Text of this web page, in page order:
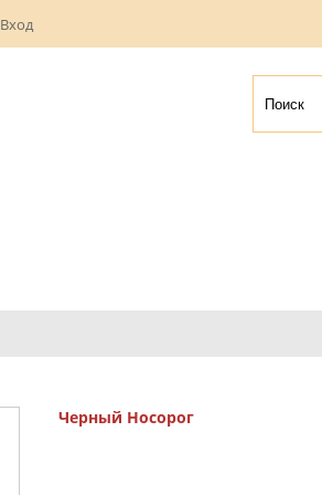
Вход
Черный Носорог